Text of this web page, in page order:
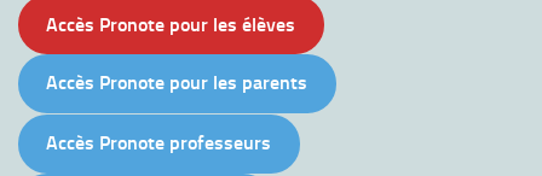
Accès Pronote pour les élèves
Accès Pronote pour les parents
Accès Pronote professeurs